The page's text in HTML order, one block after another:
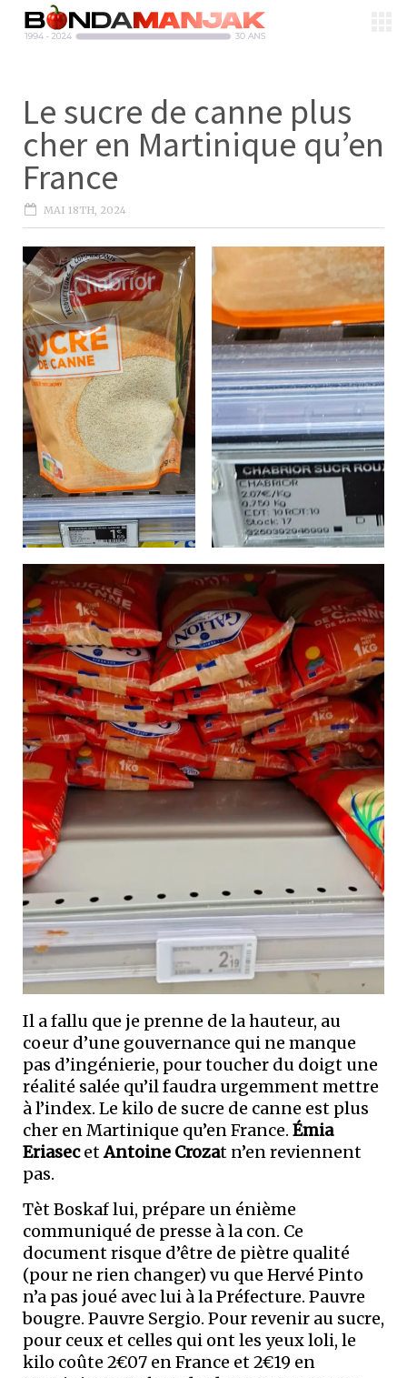
Le sucre de canne plus
cher en Martinique qu’en
France
MAI 18TH, 2024
Il a fallu que je prenne de la hauteur, au
coeur d’une gouvernance qui ne manque
pas d’ingénierie, pour toucher du doigt une
réalité salée qu’il faudra urgemment mettre
à l’index. Le kilo de sucre de canne est plus
cher en Martinique qu’en France. Émia
EriasecetAntoine Crozat n’en reviennent
pas.
Tèt Boskaf lui, prépare un énième
communiqué de presse à la con. Ce
document risque d’être de piètre qualité
(pour ne rien changer) vu que Hervé Pinto
n’a pas joué avec lui à la Préfecture. Pauvre
bougre. Pauvre Sergio. Pour revenir au sucre,
pour ceux et celles qui ont les yeux loli, le
kilo coûte 2€07 en France et 2€19 en